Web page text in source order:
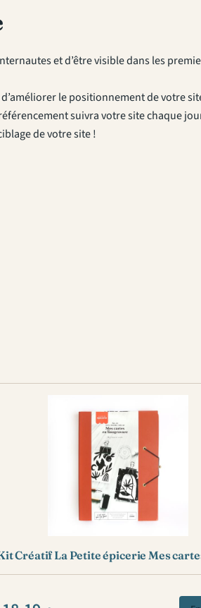
et d’être visible dans les
le positionnement de votre
suivra votre site chaque
de votre site !
Créatif La Petite épicerie Mes